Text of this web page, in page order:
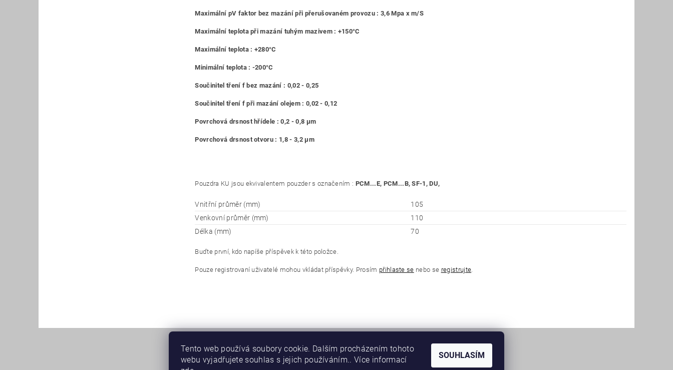
Maximální pV faktor bez mazání při přerušovaném provozu : 3,6 Mpa x m/S
Maximální teplota při mazání tuhým mazivem : +150°C
Maximální teplota : +280°C
Minimální teplota : -200°C
Součinitel tření f bez mazání : 0,02 - 0,25
Součinitel tření f při mazání olejem : 0,02 - 0,12
Povrchová drsnost hřídele : 0,2 - 0,8 μm
Povrchová drsnost otvoru : 1,8 - 3,2 μm
Pouzdra KU jsou ekvivalentem pouzder s označením : PCM...E, PCM...B, SF-1, DU,
Vnitřní průměr (mm)
105
Venkovní průměr (mm)
110
Délka (mm)
70
Buďte první, kdo napíše příspěvek k této položce.
Pouze registrovaní uživatelé mohou vkládat příspěvky. Prosím přihlaste se nebo se registrujte.
Tento web používá soubory cookie. Dalším procházením tohoto
webu vyjadřujete souhlas s jejich používáním.. Více informací
SOUHLASÍM